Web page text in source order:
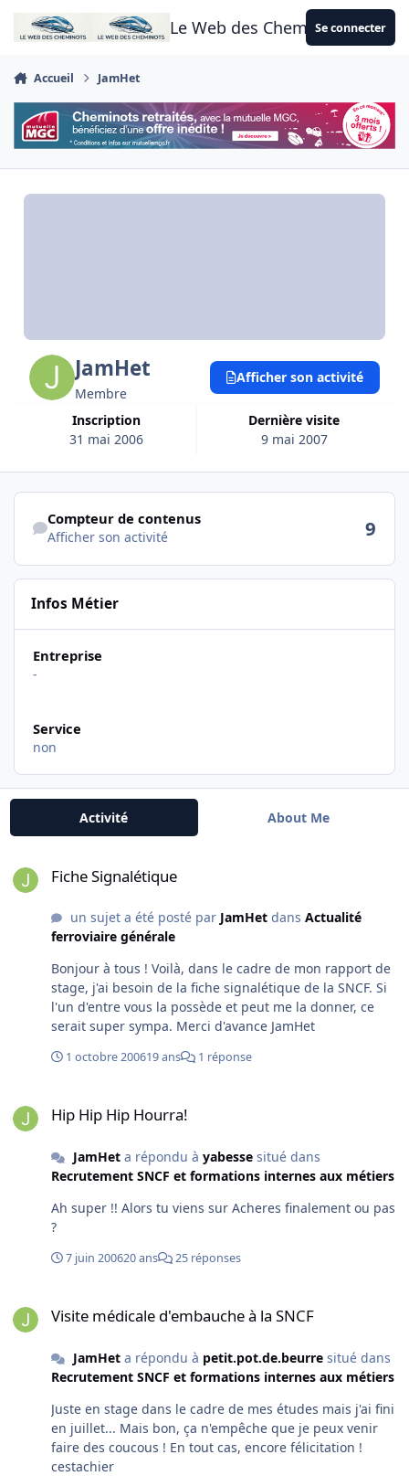
Aller au contenu
Le Web des CheminotsSe connecter
Accueil JamHet
JamHet
Membre
Inscription
31 mai 2006
Dernière visite
9 mai 2007
Afficher son activité
Afficher son activité
Compteur de contenus
Afficher son activité 9
Infos Métier
Entreprise
-
Service
non
Activité About Me
Fiche Signalétique
un sujet a été posté par JamHetdans Actualité
ferroviaire générale
Bonjour à tous ! Voilà, dans le cadre de mon rapport de
stage, j'ai besoin de la fiche signalétique de la SNCF. Si
l'un d'entre vous la possède et peut me la donner, ce
serait super sympa. Merci d'avance JamHet
1 octobre 200619 ans 1 réponse
Hip Hip Hip Hourra!
JamHeta répondu à yabessesitué dans
Recrutement SNCF et formations internes aux métiers
Ah super !! Alors tu viens sur Acheres finalement ou pas
?
7 juin 200620 ans 25 réponses
Visite médicale d'embauche à la SNCF
JamHeta répondu à petit.pot.de.beurresitué dans
Recrutement SNCF et formations internes aux métiers
Juste en stage dans le cadre de mes études mais j'ai fini
en juillet... Mais bon, ça n'empêche que je peux venir
faire des coucous ! En tout cas, encore félicitation !
cestachier